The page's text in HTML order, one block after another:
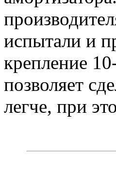
испытали и
крепление
позволяет
легче, при